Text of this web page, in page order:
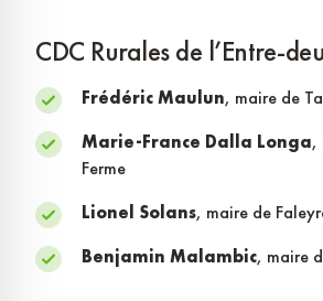
CDC Rurales de l’Entre-
Frédéric Maulun, maire de
Marie-France Dalla Longa,
Ferme
Lionel Solans, maire de
Benjamin Malambic, maire